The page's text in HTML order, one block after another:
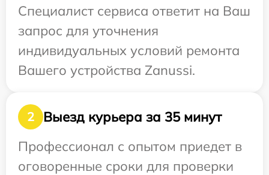
Специалист сервиса ответит на Ваш
запрос для уточнения
индивидуальных условий ремонта
Вашего устройства Zanussi.
2
Выезд курьера за 35 минут
Профессионал с опытом приедет в
оговоренные сроки для проверки